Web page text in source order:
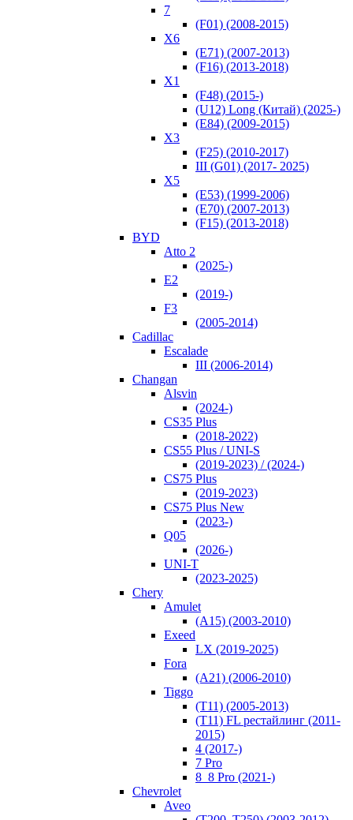
7
(F01) (2008-2015)
X6
(E71) (2007-2013)
(F16) (2013-2018)
Х1
(F48) (2015-)
(U12) Long (Китай) (2025-)
(Е84) (2009-2015)
Х3
(F25) (2010-2017)
III (G01) (2017- 2025)
Х5
(E53) (1999-2006)
(E70) (2007-2013)
(F15) (2013-2018)
BYD
Atto 2
(2025-)
E2
(2019-)
F3
(2005-2014)
Cadillac
Escalade
III (2006-2014)
Changan
Alsvin
(2024-)
CS35 Plus
(2018-2022)
CS55 Plus / UNI-S
(2019-2023) / (2024-)
CS75 Plus
(2019-2023)
CS75 Plus New
(2023-)
Q05
(2026-)
UNI-T
(2023-2025)
Chery
Amulet
(A15) (2003-2010)
Exeed
LX (2019-2025)
Fora
(A21) (2006-2010)
Tiggo
(T11) (2005-2013)
(T11) FL рестайлинг (2011-
2015)
4 (2017-)
7 Pro
8_8 Pro (2021-)
Chevrolet
Aveo